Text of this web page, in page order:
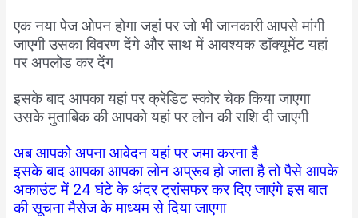
एक नया पेज ओपन होगा जहां पर जो भी जानकारी आपसे मांगी
जाएगी उसका विवरण देंगे और साथ में आवश्यक डॉक्यूमेंट यहां
पर अपलोड कर देंग
इसके बाद आपका यहां पर क्रेडिट स्कोर चेक किया जाएगा
उसके मुताबिक की आपको यहां पर लोन की राशि दी जाएगी
अब आपको अपना आवेदन यहां पर जमा करना है
इसके बाद आपका आपका लोन अप्रूव हो जाता है तो पैसे आपके
अकाउंट में 24 घंटे के अंदरट्रांसफर कर दिए जाएंगे इस बात
की सूचना मैसेज के माध्यम से दिया जाएगा